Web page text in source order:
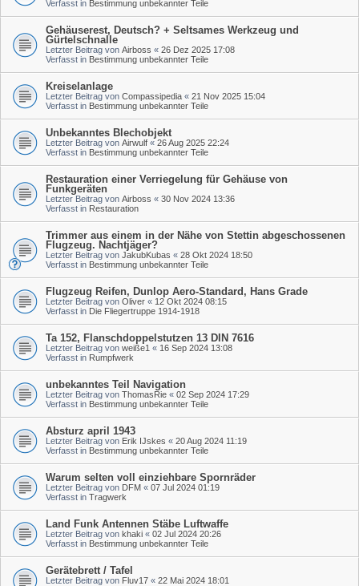
Verfasst in Bestimmung unbekannter Teile
Gehäuserest, Deutsch? + Seltsames Werkzeug und
Gürtelschnalle
Letzter Beitrag von Airboss « 26 Dez 2025 17:08
Verfasst in Bestimmung unbekannter Teile
Kreiselanlage
Letzter Beitrag von Compassipedia « 21 Nov 2025 15:04
Verfasst in Bestimmung unbekannter Teile
Unbekanntes Blechobjekt
Letzter Beitrag von Airwulf « 26 Aug 2025 22:24
Verfasst in Bestimmung unbekannter Teile
Restauration einer Verriegelung für Gehäuse von
Funkgeräten
Letzter Beitrag von Airboss « 30 Nov 2024 13:36
Verfasst in Restauration
Trimmer aus einem in der Nähe von Stettin abgeschossenen
Flugzeug. Nachtjäger?
Letzter Beitrag von JakubKubas « 28 Okt 2024 18:50
Verfasst in Bestimmung unbekannter Teile
Flugzeug Reifen, Dunlop Aero-Standard, Hans Grade
Letzter Beitrag von Oliver « 12 Okt 2024 08:15
Verfasst in Die Fliegertruppe 1914-1918
Ta 152, Flanschdoppelstutzen 13 DIN 7616
Letzter Beitrag von weiße1 « 16 Sep 2024 13:08
Verfasst in Rumpfwerk
unbekanntes Teil Navigation
Letzter Beitrag von ThomasRie « 02 Sep 2024 17:29
Verfasst in Bestimmung unbekannter Teile
Absturz april 1943
Letzter Beitrag von Erik IJskes « 20 Aug 2024 11:19
Verfasst in Bestimmung unbekannter Teile
Warum selten voll einziehbare Spornräder
Letzter Beitrag von DFM « 07 Jul 2024 01:19
Verfasst in Tragwerk
Land Funk Antennen Stäbe Luftwaffe
Letzter Beitrag von khaki « 02 Jul 2024 20:26
Verfasst in Bestimmung unbekannter Teile
Gerätebrett / Tafel
Letzter Beitrag von Fluv17 « 22 Mai 2024 18:01